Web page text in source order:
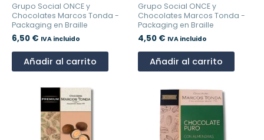
Grupo Social ONCE y
Chocolates Marcos Tonda -
Packaging en Braille
6,50 € IVA incluido
Añadir al carrito
Grupo Social ONCE y
Chocolates Marcos Tonda -
Packaging en Braille
4,50 € IVA incluido
Añadir al carrito